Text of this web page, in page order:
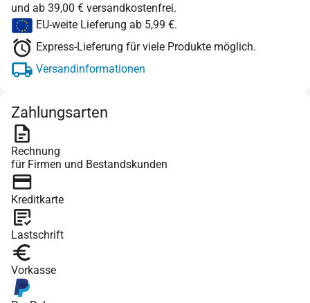
und ab 39,00 € versandkostenfrei.
EU-weite Lieferung ab 5,99 €.
Express-Lieferung für viele Produkte möglich.
Versandinformationen
Zahlungsarten
Rechnung
für Firmen und Bestandskunden
Kreditkarte
Lastschrift
Vorkasse